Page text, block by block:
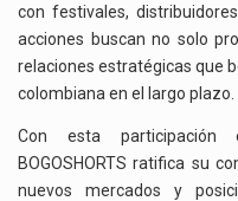
con festivales,
acciones buscan no solo
relaciones estratégicas que
colombiana en el largo plazo.
Con esta participación
BOGOSHORTS ratifica su
nuevos mercados y